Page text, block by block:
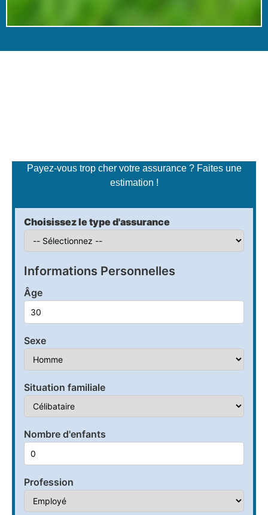
Payez-vous trop cher votre assurance ? Faites une
estimation !
Choisissez le type d'assurance
Informations Personnelles
Âge
Sexe
Situation familiale
Nombre d'enfants
Profession